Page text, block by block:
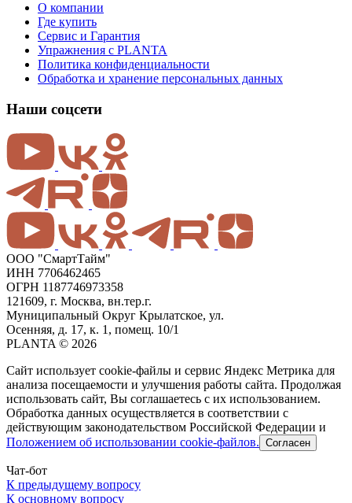
О компании
Где купить
Сервис и Гарантия
Упражнения с PLANTA
Политика конфиденциальности
Обработка и хранение персональных данных
Наши соцсети
ООО "СмартТайм"
ИНН 7706462465
ОГРН 1187746973358
121609, г. Москва, вн.тер.г.
Муниципальный Округ Крылатское, ул.
Осенняя, д. 17, к. 1, помещ. 10/1
PLANTA © 2026
Сайт использует cookie-файлы и сервис Яндекс Метрика для
анализа посещаемости и улучшения работы сайта. Продолжая
использовать сайт, Вы соглашаетесь с их использованием.
Обработка данных осуществляется в соответствии с
действующим законодательством Российской Федерации и
Положением об использовании cookie-файлов. Согласен
Чат-бот
К предыдущему вопросу
К основному вопросу